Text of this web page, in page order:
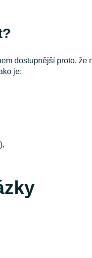
dostupnější proto, že
je: